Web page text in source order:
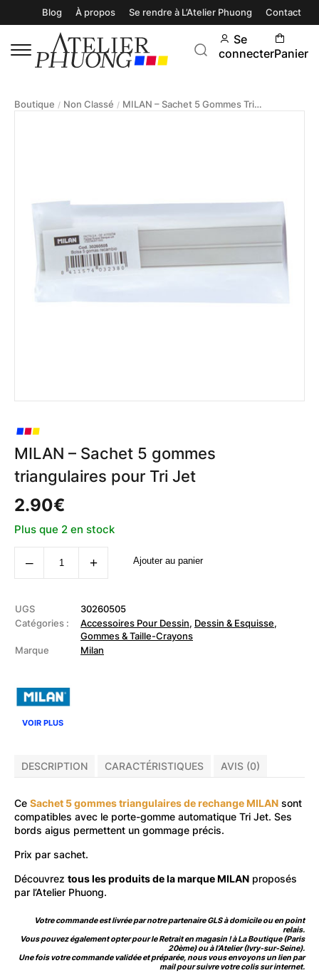
Blog À propos Se rendre à L’Atelier Phuong Contact
Se
connecterPanier
Boutique / Non Classé / MILAN – Sachet 5 Gommes Triangulaires Pour Tri Jet
MILAN – Sachet 5 gommes
triangulaires pour Tri Jet
2.90€
Plus que 2 en stock
‒
quantité
de
5
gommes
triangulaires
Tri
+ Ajouter au panier
UGS
30260505
Catégories :
Accessoires Pour Dessin, Dessin & Esquisse,
Gommes & Taille-Crayons
Marque
Milan
VOIR PLUS
DESCRIPTION CARACTÉRISTIQUES AVIS (0)
Ce Sachet 5 gommes triangulaires de rechange MILAN sont
compatibles avec le porte-gomme automatique Tri Jet. Ses
bords aigus permettent un gommage précis.
Prix par sachet.
Découvrez tous les produits de la marque MILAN proposés
par l’Atelier Phuong.
Votre commande est livrée par notre partenaire GLS à domicile ou en point
relais.
Vous pouvez également opter pour le Retrait en magasin ! à La Boutique (Paris
20ème) ou à l’Atelier (Ivry-sur-Seine).
Une fois votre commande validée et préparée, nous vous envoyons un lien par
mail pour suivre votre colis sur internet.